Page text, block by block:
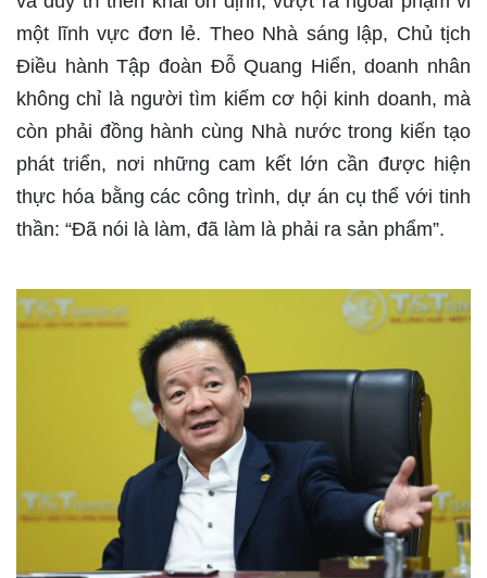
một lĩnh vực đơn lẻ. Theo Nhà sáng lập, Chủ tịch
Điều hành Tập đoàn Đỗ Quang Hiển, doanh nhân
không chỉ là người tìm kiếm cơ hội kinh doanh, mà
còn phải đồng hành cùng Nhà nước trong kiến tạo
phát triển, nơi những cam kết lớn cần được hiện
thực hóa bằng các công trình, dự án cụ thể với tinh
thần: “Đã nói là làm, đã làm là phải ra sản phẩm”.